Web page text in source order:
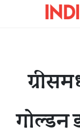
गोल्डन